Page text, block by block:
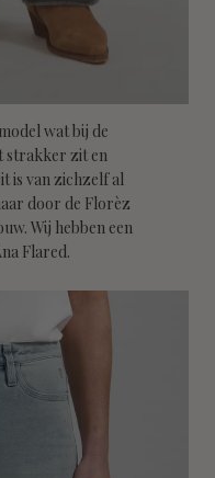
wat bij de
strakker zit en
is van zichzelf al
door de Florèz
Wij hebben een
Flared.